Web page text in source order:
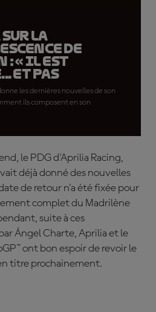
la
de
: « Il est
et pas
en piste »
les dernières nouvelles de son
ils composent en son
le PDG d'Aprilia Racing,
déjà donné des nouvelles
de retour n'a été fixée pour
complet du Madrilène
suite à ces
Ángel Charte, Aprilia et le
ont bon espoir de revoir le
titre prochainement.